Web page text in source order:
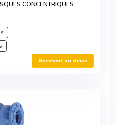
CONCENTRIQUES
Recevoir un devis